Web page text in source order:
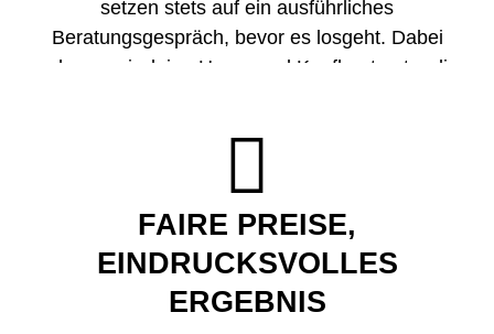
setzen stets auf ein ausführliches
Beratungsgespräch, bevor es losgeht. Dabei
nehmen wir deine Haare und Kopfhaut unter die
Oase zu Hause.

FAIRE PREISE,
EINDRUCKS­VOLLES
ERGEBNIS